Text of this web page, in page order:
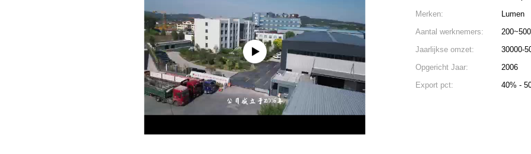
1 2 3 4 5
Merken:
Lumen
Aantal werknemers:
200~500
Jaarlijkse omzet:
30000-
Opgericht Jaar:
2006
Export pct:
40% -